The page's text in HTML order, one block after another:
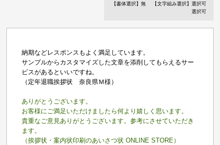
【書体選択】無
【文字組み選択】選択可
選択可
納期などレスポンスもよく満足しています。
サンプルからカスタマイズした文章を添削してもらえるサー
ビスがあるといいですね。
（定年退職挨拶状 奈良県Ｍ様）
ありがとうございます。
お客様にご満足いただけましたら何より嬉しく思います。
貴重なご意見ありがとうございます。参考にさせていただき
ます。
（挨拶状・案内状印刷のあいさつ状 ONLINE STORE）